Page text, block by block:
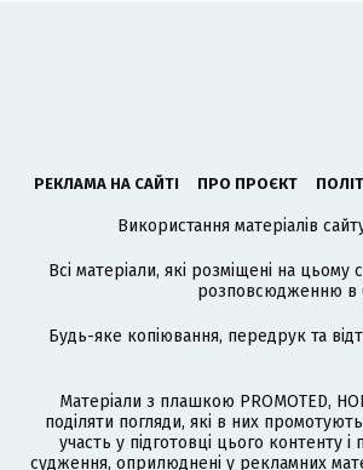
РЕКЛАМА НА САЙТІ ПРО ПРОЄКТ
Використання матеріалів
Всі матеріали, які розміщені на цьому
розповсюдженню в
Будь-яке копіювання, передрук та
Матеріали з плашкою PROMOTED,
поділяти погляди, які в них
участь у підготовці цього контенту
судження, оприлюднені у рекламних